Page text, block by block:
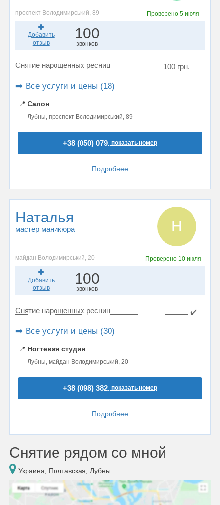
проспект Володимирський, 89 Проверено5 июля
Добавить
отзыв
100
звонков
Снятие нарощенных ресниц 100 грн.
➡️ Все услуги и цены (18)
📍 Салон
Лубны, проспект Володимирський, 89
+38 (050) 079..показать номер
Подробнее
Наталья
мастер маникюра Н
майдан Володимирський, 20 Проверено 10 июля
Добавить
отзыв
100
звонков
Снятие нарощенных ресниц ✔️
➡️ Все услуги и цены (30)
📍 Ногтевая студия
Лубны, майдан Володимирський, 20
+38 (098) 382..показать номер
Подробнее
Снятие рядом со мной
Украина, Полтавская, Лубны